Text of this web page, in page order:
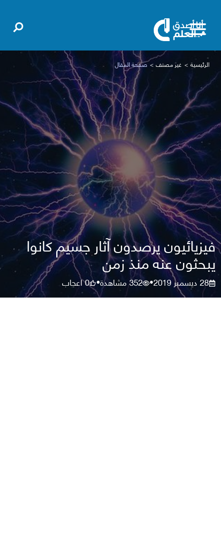
الرئيسية غير مصنف صفحة المقال
فيزيائيون يرصدون آثار جسيم كانوا
يبحثون عنه منذ زمن
28 ديسمبر 2019 •
352مشاهدة•
0اعجاب